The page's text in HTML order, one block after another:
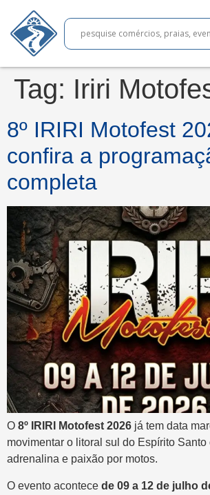
Tag: Iriri
8º IRIRI Motofest
confira a
completa
O 8º IRIRI Motofest 2026 já tem data
movimentar o litoral sul do Espírito Santo
adrenalina e paixão por motos.
O evento acontece de 09 a 12 de julho